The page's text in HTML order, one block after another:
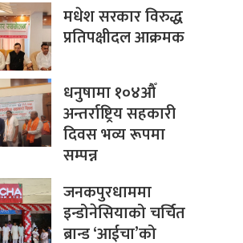
मधेश सरकार विरुद्ध
प्रतिपक्षीदल आक्रमक
धनुषामा १०४औँ
अन्तर्राष्ट्रिय सहकारी
दिवस भव्य रूपमा
सम्पन्न
जनकपुरधाममा
इन्डोनेसियाको चर्चित
ब्रान्ड ‘आईचा’को